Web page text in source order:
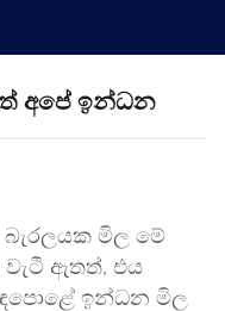
අපේ ඉන්ධන
මිල මේ
ඇතත්, එය
ඉන්ධන මිල